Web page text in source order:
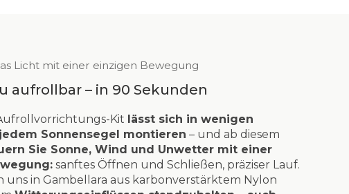
Licht mit einer einzigen Bewegung
aufrollbar – in 90 Sekunden
Kit lässt sich in wenigen
Sonnensegel montieren – und ab diesem
Sie Sonne, Wind und Unwetter mit einer
sanftes Öffnen und Schließen, präziser Lauf.
uns in Gambellara aus karbonverstärktem Nylon